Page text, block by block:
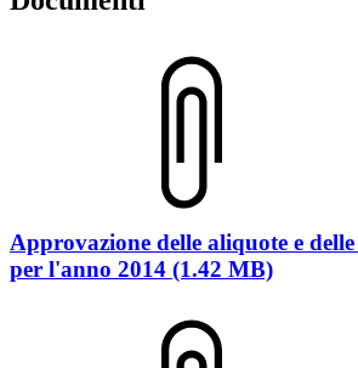
Approvazione delle aliquote e
per l'anno 2014 (1.42 MB)